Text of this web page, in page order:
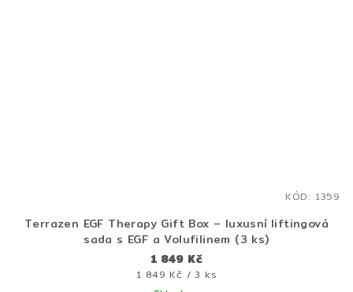
Terrazen EGF Therapy Gift Box – luxusní liftingová
sada s EGF a Volufilinem (3 ks)
1 849 Kč
Měrná
1 849 Kč / 3 ks
KÓD: 1359